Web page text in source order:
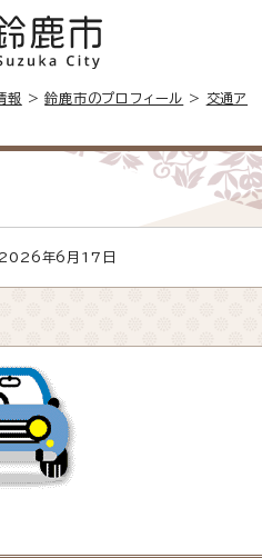
報 >鈴鹿市のプロフィール >
交通ア
年6月17日